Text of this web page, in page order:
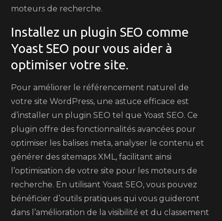
moteurs de recherche.
Installez un plugin SEO comme
Yoast SEO pour vous aider à
optimiser votre site.
Pour améliorer le référencement naturel de
votre site WordPress, une astuce efficace est
d’installer un plugin SEO tel que Yoast SEO. Ce
plugin offre des fonctionnalités avancées pour
optimiser les balises meta, analyser le contenu et
générer des sitemaps XML, facilitant ainsi
l’optimisation de votre site pour les moteurs de
recherche. En utilisant Yoast SEO, vous pouvez
bénéficier d’outils pratiques qui vous guideront
dans l’amélioration de la visibilité et du classement